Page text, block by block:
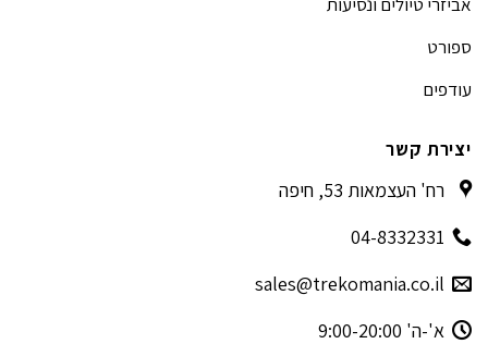
ספורט
עודפים
יצירת קשר
רח' העצמאות 53, חיפה
04-8332331
sales@trekomania.co.il
א'-ה' 9:00-20:00